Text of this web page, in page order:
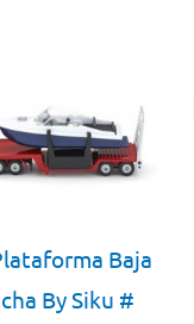
Baja
By Siku #